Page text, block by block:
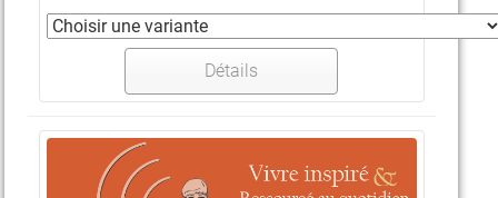
Détails